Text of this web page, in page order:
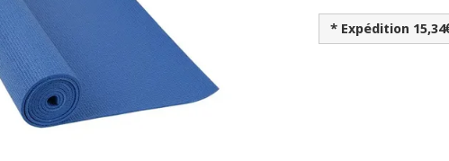
* Expédition